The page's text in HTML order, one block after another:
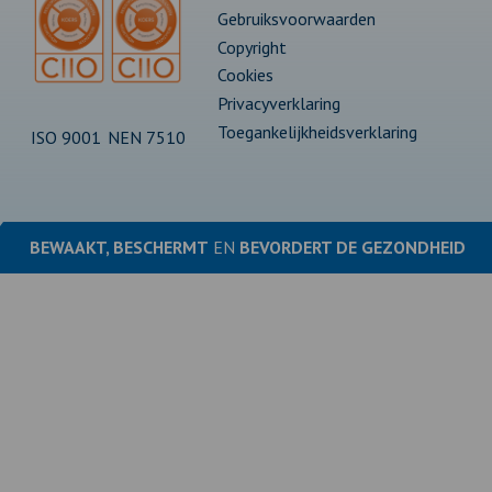
ISO 9001 NEN 7510
Gebruiksvoorwaarden
Copyright
Cookies
Privacyverklaring
Toegankelijkheidsverklaring
BEWAAKT, BESCHERMT EN BEVORDERT DE GEZONDHEID